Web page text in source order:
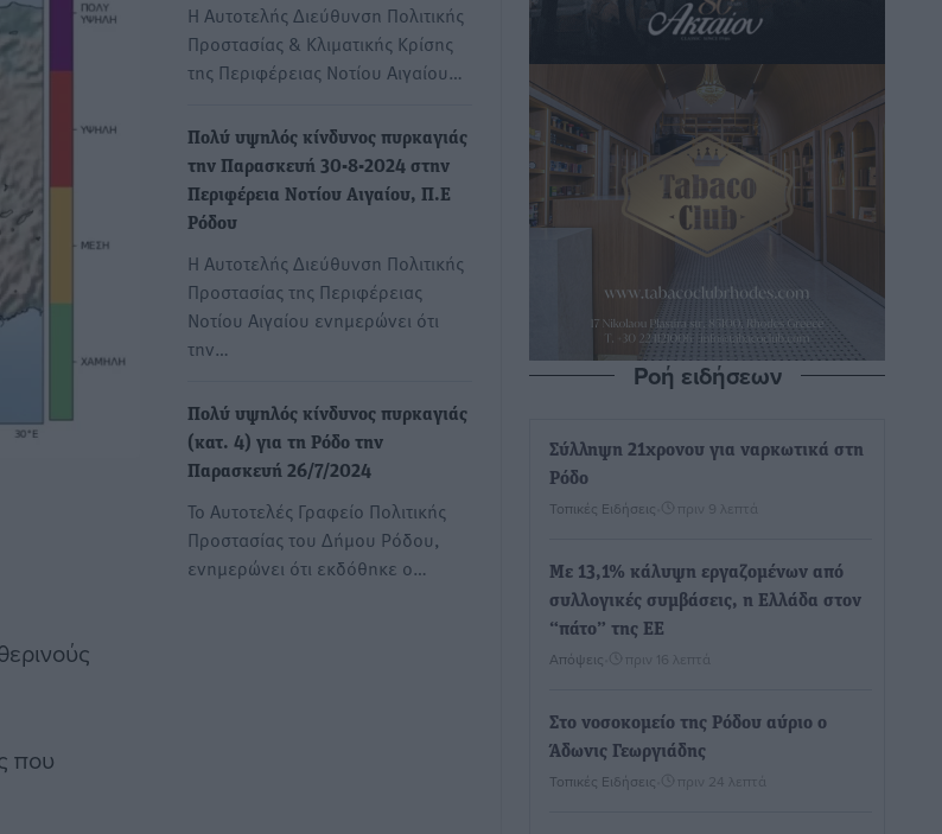
που
Η Αυτοτελής Διεύθυνση Πολιτικής
Προστασίας & Κλιματικής Κρίσης
της Περιφέρειας Νοτίου Αιγαίου…
Πολύ υψηλός κίνδυνος πυρκαγιάς
την Παρασκευή 30-8-2024 στην
Περιφέρεια Νοτίου Αιγαίου, Π.Ε
Ρόδου
Η Αυτοτελής Διεύθυνση Πολιτικής
Προστασίας της Περιφέρειας
Νοτίου Αιγαίου ενημερώνει ότι
την…
Πολύ υψηλός κίνδυνος πυρκαγιάς
(κατ. 4) για τη Ρόδο την
Παρασκευή 26/7/2024
Το Αυτοτελές Γραφείο Πολιτικής
Προστασίας του Δήμου Ρόδου,
ενημερώνει ότι εκδόθηκε ο…
Ροή ειδήσεων
Σύλληψη 21χρονου για ναρκωτικά στη
Ρόδο
Τοπικές Ειδήσεις πριν 9 λεπτά
Με 13,1% κάλυψη εργαζομένων από
συλλογικές συμβάσεις, η Ελλάδα στον
“πάτο” της ΕΕ
Απόψεις πριν 16 λεπτά
Στο νοσοκομείο της Ρόδου αύριο ο
Άδωνις Γεωργιάδης
Τοπικές Ειδήσεις πριν 24 λεπτά